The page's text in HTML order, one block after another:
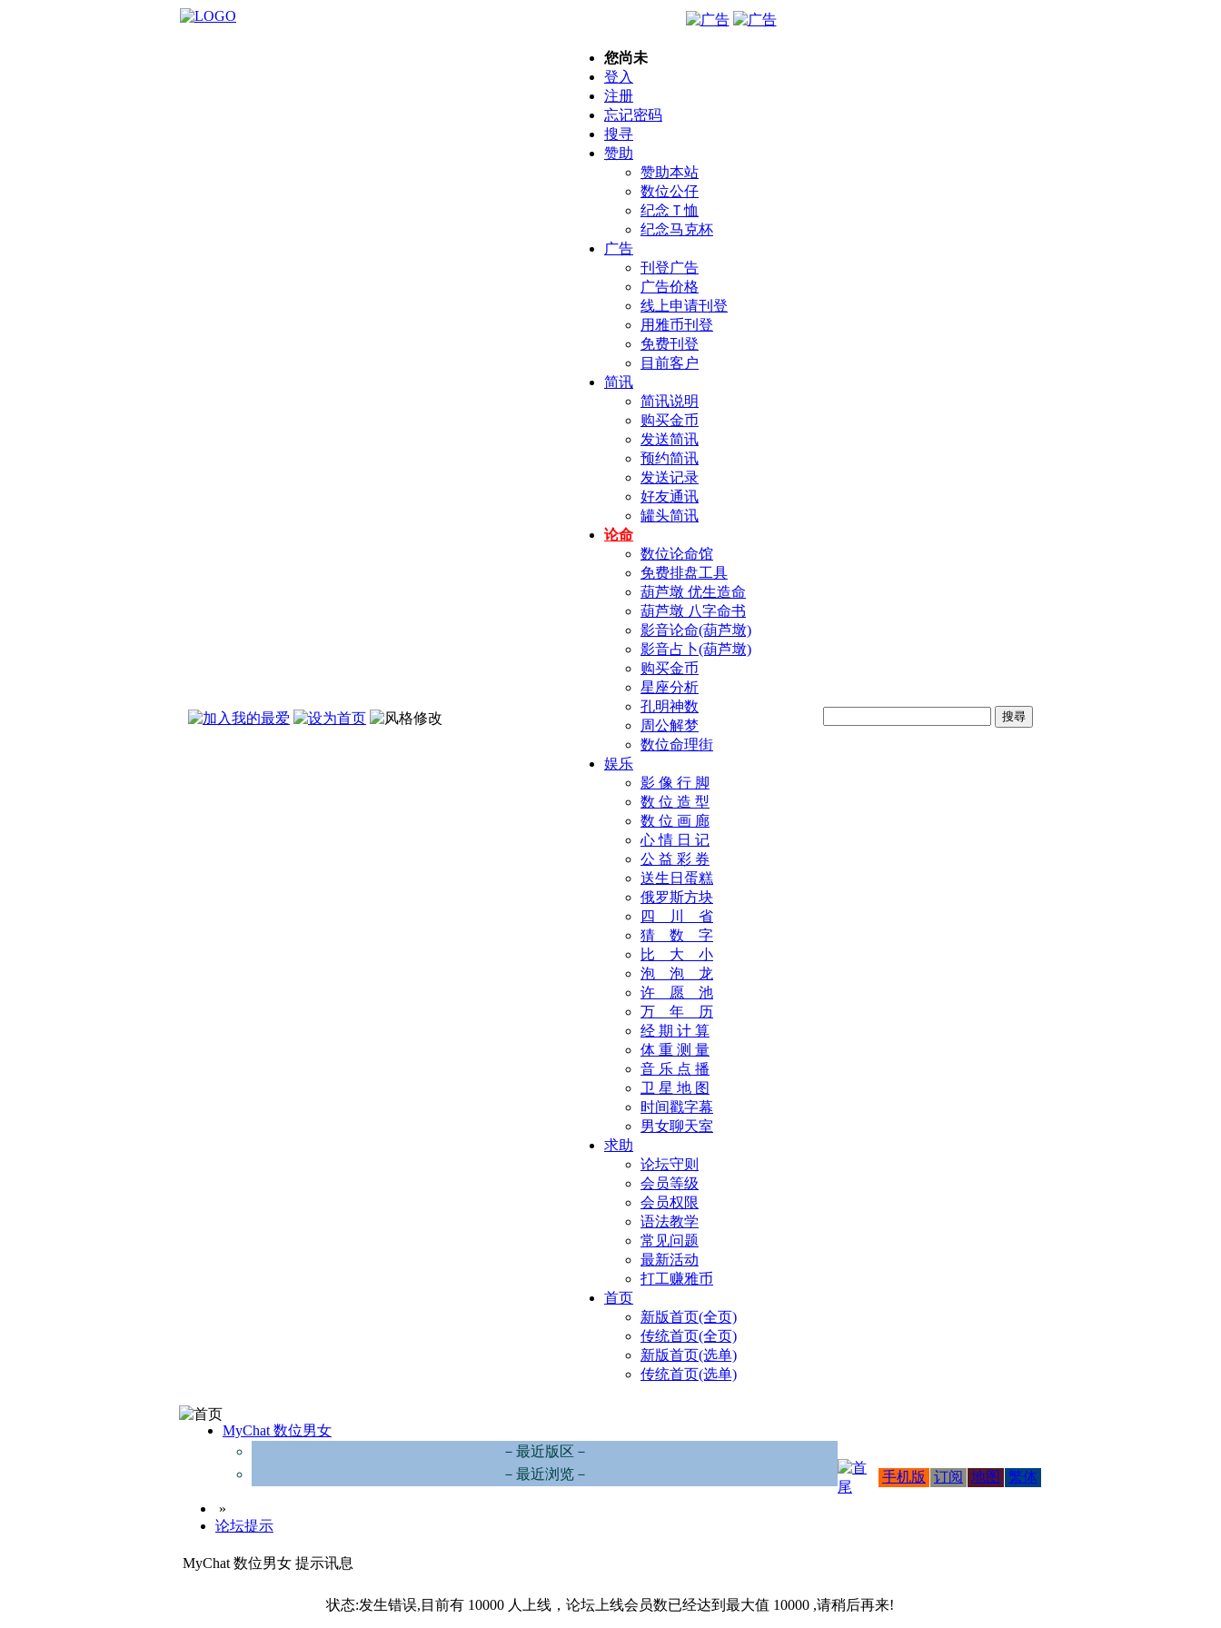
您尚未
登入
注册
忘记密码
搜寻
赞助
赞助本站
数位公仔
纪念Ｔ恤
纪念马克杯
广告
刊登广告
广告价格
线上申请刊登
用雅币刊登
免费刊登
目前客户
简讯
简讯说明
购买金币
发送简讯
预约简讯
发送记录
好友通讯
罐头简讯
论命
数位论命馆
免费排盘工具
葫芦墩 优生造命
葫芦墩 八字命书
影音论命(葫芦墩)
影音占卜(葫芦墩)
购买金币
星座分析
孔明神数
周公解梦
数位命理街
娱乐
影 像 行 脚
数 位 造 型
数 位 画 廊
心 情 日 记
公 益 彩 券
送生日蛋糕
俄罗斯方块
四 川 省
猜 数 字
比 大 小
泡 泡 龙
许 愿 池
万 年 历
经 期 计 算
体 重 测 量
音 乐 点 播
卫 星 地 图
时间戳字幕
男女聊天室
求助
论坛守则
会员等级
会员权限
语法教学
常见问题
最新活动
打工赚雅币
首页
新版首页(全页)
传统首页(全页)
新版首页(选单)
传统首页(选单)
MyChat 数位男女
－最近版区－
－最近浏览－
»
论坛提示
手机版 订阅 地图 繁体
MyChat 数位男女 提示讯息
状态:发生错误,目前有 10000 人上线，论坛上线会员数已经达到最大值 10000 ,请稍后再来!